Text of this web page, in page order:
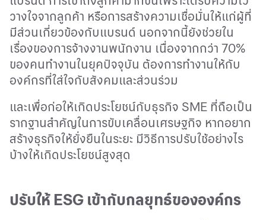
วางใจจากลูกค้า หรือการสร้างความเชื่อมั่นให้แก่ผู้ที่
มีส่วนเกี่ยวข้องกับแบรนด์ นอกจากนี้ยังช่วยใน
เรื่องของการจ้างงานพนักงาน เนื่องจากกว่า 70%
ของคนทำงานในยุคปัจจุบัน ต้องการทำงานให้กับ
องค์กรที่ใส่ใจกับสังคมและส่วนร่วม
และเพื่อก่อให้เกิดประโยชน์กับธุรกิจ SME ที่ถือเป็น
รากฐานสำคัญในการขับเคลื่อนเศรษฐกิจ หากอยาก
สร้างธุรกิจให้ยั่งยืนในระยะ มีวิธีการปรับใช้อย่างไร
บ้างให้เกิดประโยชน์สูงสุด
ปรับให้ESG เข้ากับกลยุทธ์ขององค์กร